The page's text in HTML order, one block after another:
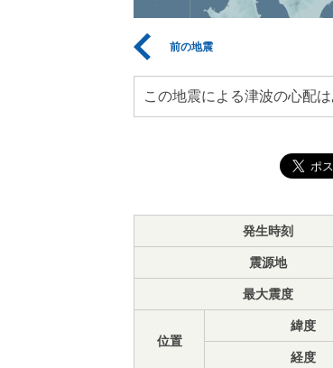
前の地震
この地震による津波の心配は
発生時刻
震源地
最大震度
位置
緯度
経度